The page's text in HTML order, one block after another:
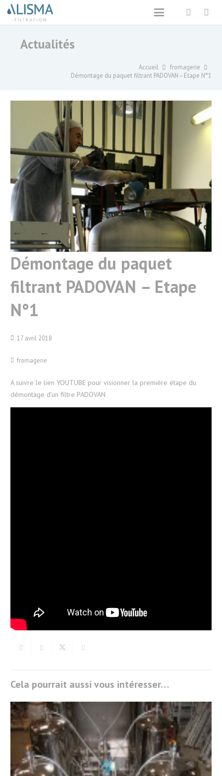
Actualités
Accueil
fromagerie
Démontage du paquet filtrant PADOVAN – Etape N°1
Démontage du paquet
filtrant PADOVAN – Etape
N°1
17 avril 2018
fromagerie
A suivre le lien YOUTUBE pour visionner la première étape du
démontage d’un filtre PADOVAN
Cela pourrait aussi vous intéresser…